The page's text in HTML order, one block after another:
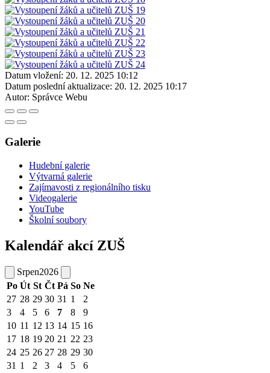
Datum vložení: 20. 12. 2025 10:12
Datum poslední aktualizace: 20. 12. 2025 10:17
Autor: Správce Webu
Galerie
Hudební galerie
Výtvarná galerie
Zajímavosti z regionálního tisku
Videogalerie
YouTube
Školní soubory
Kalendář akcí ZUŠ
Srpen2026
Po Út St Čt Pá So Ne
27 28 29 30 31 1
2
3
4 5 6 7 8
9
10 11 12 13 14 15 16
17 18 19 20 21 22 23
24 25 26 27 28 29 30
31 1 2 3 4 5 6